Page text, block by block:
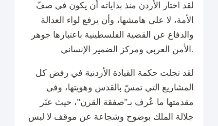
لقد اختار الأردن منذ بداياته أن يكون في صفّ
الأمة، لا على هامشها، وأن يرفع لواء العدالة
والدفاع عن القضية الفلسطينية باعتبارها جوهر
الأمن العربي ومركز الضمير الإنساني.
لقد تجلت حكمة القيادة الأردنية في رفض كل
المشاريع التي تمسّ بالقدس وهويتها، وفي
مقدمتها ما عُرف بـ"صفقة القرن"، حيث عبّر
جلالة الملك بوضوح وشجاعة عن موقف لا لبس